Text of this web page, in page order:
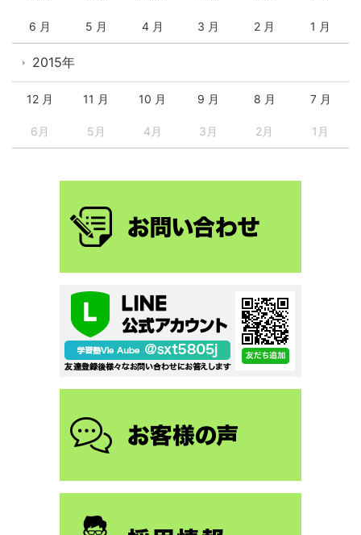
6 月 5 月 4 月 3 月 2 月 1 月
2015年
12 月 11 月 10 月 9 月 8 月 7 月
6月 5月 4月 3月 2月 1月